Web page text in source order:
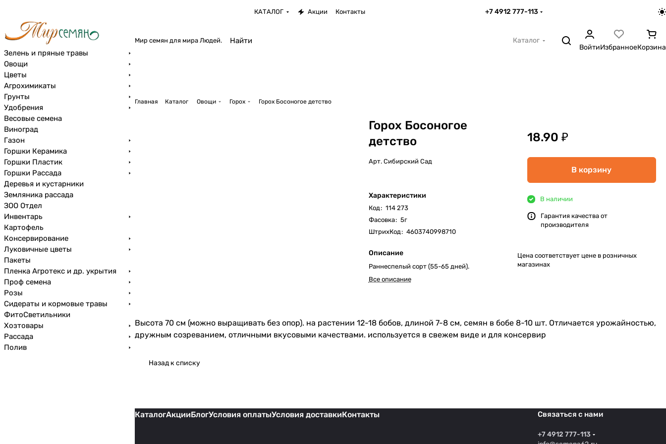
КАТАЛОГ Акции Контакты +7 4912 777-113
Мир семян для мира Людей.
Каталог
ВойтиИзбранноеКорзина
Главная Каталог Овощи Горох Горох Босоногое детство
Горох Босоногое
детство
Арт. Сибирский Сад
Характеристики
Код: 114 273
Фасовка: 5г
ШтрихКод: 4603740998710
Описание
Раннеспелый сорт (55-65 дней).
Все описание
18.90 ₽
В корзину
В наличии
Гарантия качества от
производителя
Цена соответствует цене в розничных
магазинах
Высота 70 см (можно выращивать без опор). на растении 12-18 бобов, длиной 7-8 см, семян в бобе 8-10 шт. Отличается урожайностью,
дружным созреванием, отличными вкусовыми качествами. используется в свежем виде и для консервир
Назад к списку
КаталогАкцииБлогУсловия оплатыУсловия доставкиКонтакты Связаться с нами
+7 4912 777-113
Зелень и пряные травы
Овощи
Цветы
Агрохимикаты
Грунты
Удобрения
Весовые семена
Виноград
Газон
Горшки Керамика
Горшки Пластик
Горшки Рассада
Деревья и кустарники
Земляника рассада
ЗОО Отдел
Инвентарь
Картофель
Консервирование
Луковичные цветы
Пакеты
Пленка Агротекс и др. укрытия
Проф семена
Розы
Сидераты и кормовые травы
ФитоСветильники
Хозтовары
Рассада
Полив